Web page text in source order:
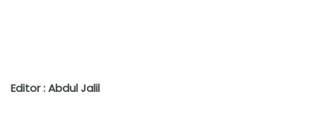
Editor : Abdul Jalil